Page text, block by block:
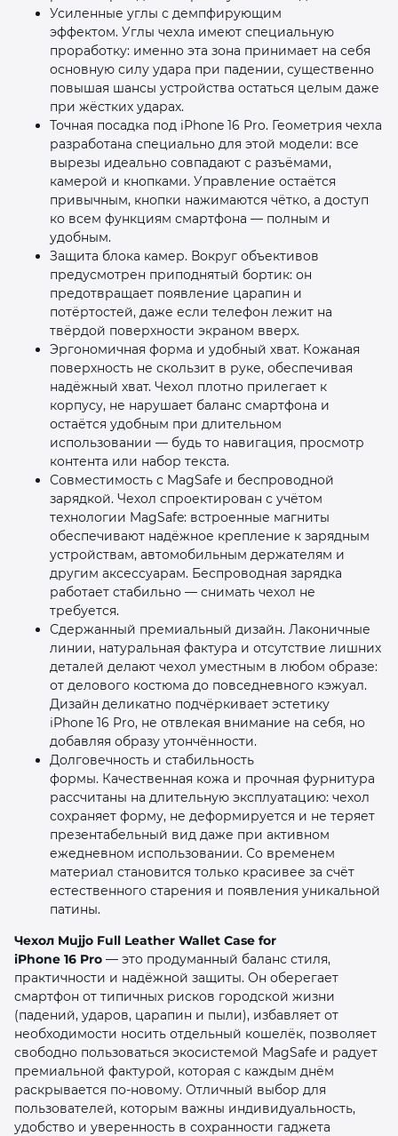
Усиленные углы с демпфирующим
эффектом. Углы чехла имеют специальную
проработку: именно эта зона принимает на себя
основную силу удара при падении, существенно
повышая шансы устройства остаться целым даже
при жёстких ударах.
Точная посадка под iPhone 16 Pro. Геометрия чехла
разработана специально для этой модели: все
вырезы идеально совпадают с разъёмами,
камерой и кнопками. Управление остаётся
привычным, кнопки нажимаются чётко, а доступ
ко всем функциям смартфона — полным и
удобным.
Защита блока камер. Вокруг объективов
предусмотрен приподнятый бортик: он
предотвращает появление царапин и
потёртостей, даже если телефон лежит на
твёрдой поверхности экраном вверх.
Эргономичная форма и удобный хват. Кожаная
поверхность не скользит в руке, обеспечивая
надёжный хват. Чехол плотно прилегает к
корпусу, не нарушает баланс смартфона и
остаётся удобным при длительном
использовании — будь то навигация, просмотр
контента или набор текста.
Совместимость с MagSafe и беспроводной
зарядкой. Чехол спроектирован с учётом
технологии MagSafe: встроенные магниты
обеспечивают надёжное крепление к зарядным
устройствам, автомобильным держателям и
другим аксессуарам. Беспроводная зарядка
работает стабильно — снимать чехол не
требуется.
Сдержанный премиальный дизайн. Лаконичные
линии, натуральная фактура и отсутствие лишних
деталей делают чехол уместным в любом образе:
от делового костюма до повседневного кэжуал.
Дизайн деликатно подчёркивает эстетику
iPhone 16 Pro, не отвлекая внимание на себя, но
добавляя образу утончённости.
Долговечность и стабильность
формы. Качественная кожа и прочная фурнитура
рассчитаны на длительную эксплуатацию: чехол
сохраняет форму, не деформируется и не теряет
презентабельный вид даже при активном
ежедневном использовании. Со временем
материал становится только красивее за счёт
естественного старения и появления уникальной
патины.
Чехол Mujjo Full Leather Wallet Case for
iPhone 16 Pro — это продуманный баланс стиля,
практичности и надёжной защиты. Он оберегает
смартфон от типичных рисков городской жизни
(падений, ударов, царапин и пыли), избавляет от
необходимости носить отдельный кошелёк, позволяет
свободно пользоваться экосистемой MagSafe и радует
премиальной фактурой, которая с каждым днём
раскрывается по‑новому. Отличный выбор для
пользователей, которым важны индивидуальность,
удобство и уверенность в сохранности гаджета